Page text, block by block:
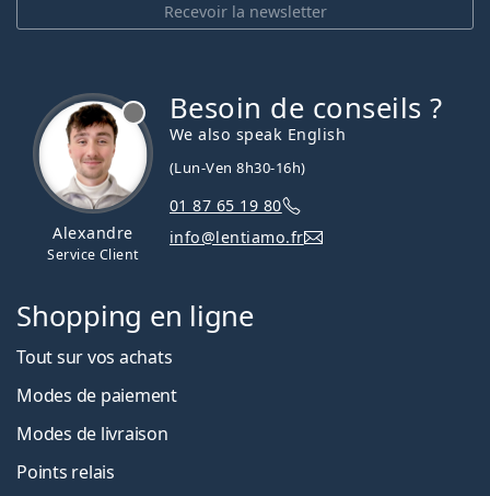
Recevoir la newsletter
Alexandre
Service Client
Besoin de conseils ?
We also speak English
(Lun-Ven 8h30-16h)
01 87 65 19 80
info@lentiamo.fr
Shopping en ligne
Tout sur vos achats
Modes de paiement
Modes de livraison
Points relais